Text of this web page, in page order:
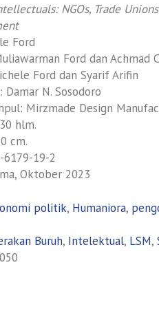
NGOs, Trade
Ford
Ford dan Achmad
Ford dan Syarif Arifin
Damar N. Sosodoro
Mirzmade Design
hlm.
cm.
6179-19-2
Oktober 2023
politik, Humaniora,
Buruh, Intelektual, LSM,